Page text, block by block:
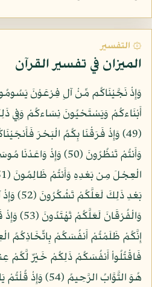
۞ التفسير
الميزان في تفسير القرآن
وَإِذْ نَجَّيْنَاكُم مِّنْ آلِ فِرْعَوْنَ
أَبْنَاءكُمْ وَيَسْتَحْيُونَ نِسَاءكُمْ وَفِي
(49) وَإِذْ فَرَقْنَا بِكُمُ الْبَحْرَ
وَأَنتُمْ تَنظُرُونَ (50)
بَعْدِ ذَلِكَ
إِنَّكُمْ ظَلَمْتُمْ أَنفُسَكُمْ بِاتِّخَاذِكُمُ
فَاقْتُلُواْ أَنفُسَكُمْ ذَلِكُمْ خَيْرٌ لَّكُمْ
هُوَ التَّوَّابُ